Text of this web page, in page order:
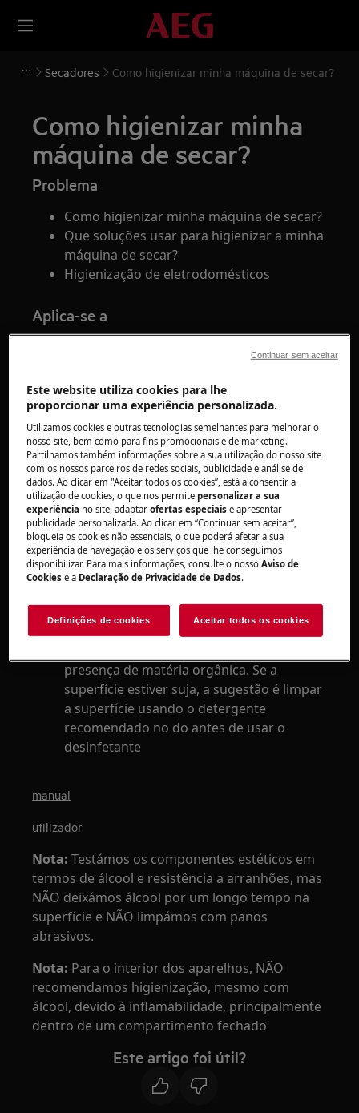
Secadores Como higienizar minha máquina de secar?
Como higienizar minha
máquina de secar?
Problema
Como higienizar minha máquina de secar?
Que soluções usar para higienizar a minha
máquina de secar?
Higienização de eletrodomésticos
Aplica-se a
Solução
Limpe algumas vezes a superfície externa
do seu aparelho com toalhetes de papel
descartáveis, embebidas emsolução de
etanol(70%). Evite desinfetantes à base de
cloro. Use somente em ambientes bem
ventilados
Como alternativa aos toalhetes
descartáveis: use 2 toalhas macias e lave-
com detergente no ciclo do algodão a 90 °
C.
presença de matéria orgânica. Se a
superfície estiver suja, a sugestão é limpar
a superfície usando o detergente
recomendado no do antes de usar o
desinfetante
manual
utilizador
Nota: Testámos os componentes estéticos em
termos de álcool e resistência a arranhões, mas
NÃO deixámos álcool por um longo tempo na
superfície e NÃO limpámos com panos
abrasivos.
Nota: Para o interior dos aparelhos, NÃO
recomendamos higienização, mesmo com
álcool, devido à inflamabilidade, principalmente
dentro de um compartimento fechado
Este artigo foi útil?
Este website utiliza cookies para lhe
proporcionar uma experiência personalizada.
Utilizamos cookies e outras tecnologias semelhantes para melhorar o
nosso site, bem como para fins promocionais e de marketing.
Partilhamos também informações sobre a sua utilização do nosso site
com os nossos parceiros de redes sociais, publicidade e análise de
dados. Ao clicar em "Aceitar todos os cookies”, está a consentir a
utilização de cookies, o que nos permitepersonalizar a sua
experiência no site, adaptarofertas especiaise apresentar
publicidade personalizada. Ao clicar em “Continuar sem aceitar”,
bloqueia os cookies não essenciais, o que poderá afetar a sua
experiência de navegação e os serviços que lhe conseguimos
disponibilizar. Para mais informações, consulte o nossoAviso de
Cookies e a Declaração de Privacidade de Dados.
Definições de cookies Aceitar todos os cookies
Continuar sem aceitar